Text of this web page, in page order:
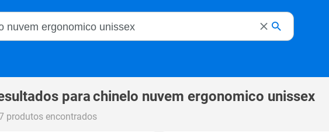
Magalu
parachinelo nuvem ergonomico unissex
produtos encontrados